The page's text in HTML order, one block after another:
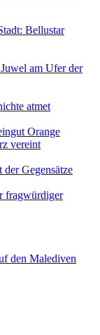
Bellustar
am Ufer der
atmet
Orange
vereint
Gegensätze
fragwürdiger
den Malediven